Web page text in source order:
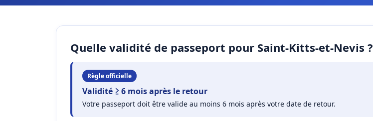
Quelle validité de passeport pour Saint-Kitts-et-Nevis ?
Règle officielle
Validité ≥ 6 mois après le retour
Votre passeport doit être valide au moins 6 mois après votre date de retour.